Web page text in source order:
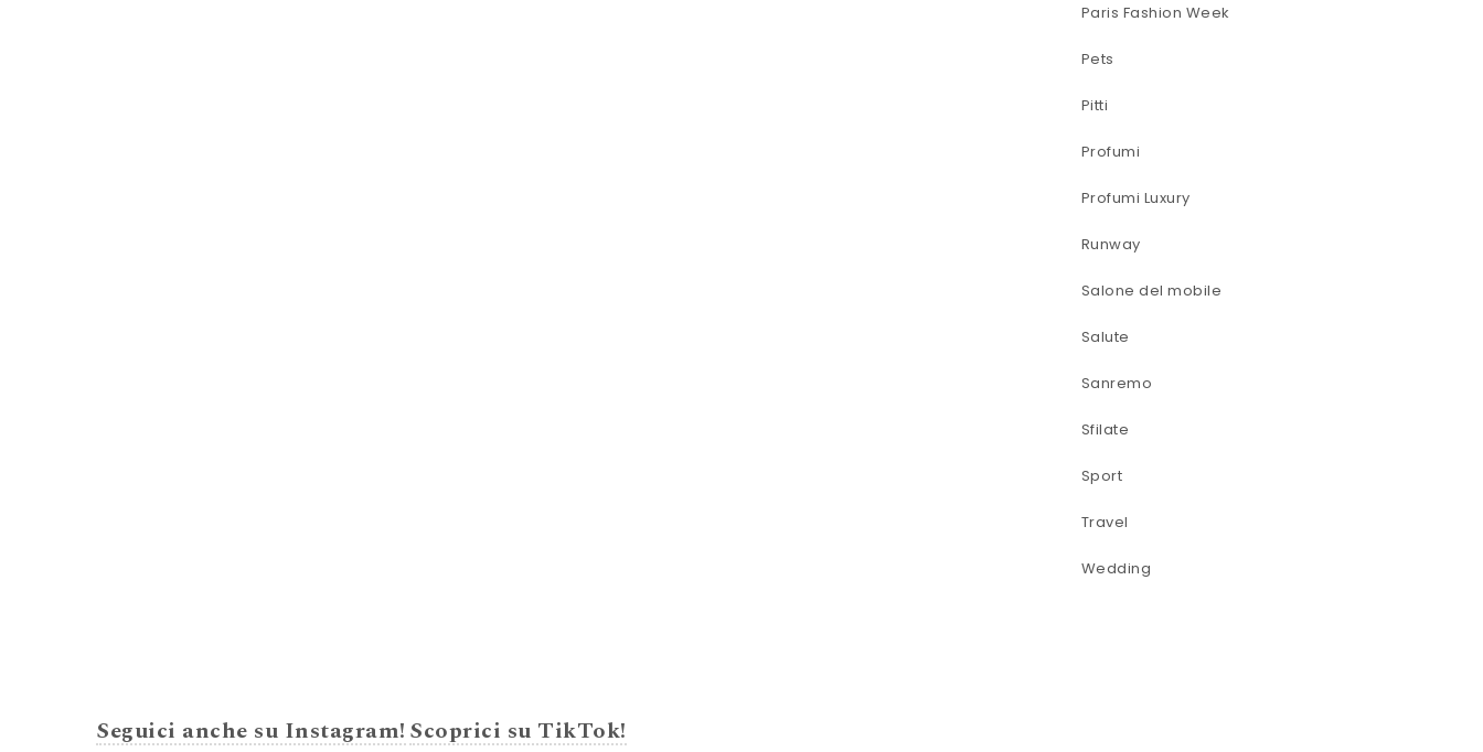
Paris Fashion Week
Pets
Pitti
Profumi
Profumi Luxury
Runway
Salone del mobile
Salute
Sanremo
Sfilate
Sport
Travel
Wedding
Seguici anche su Instagram! Scoprici su TikTok!